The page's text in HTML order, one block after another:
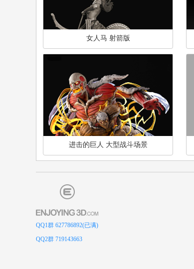
女人马 射箭版
进击的巨人 大型战斗场景
QQ1群 627786892(已满)
QQ2群 719143663